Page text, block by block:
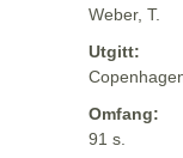
Weber, T.
Utgitt:
Omfang:
91 s.